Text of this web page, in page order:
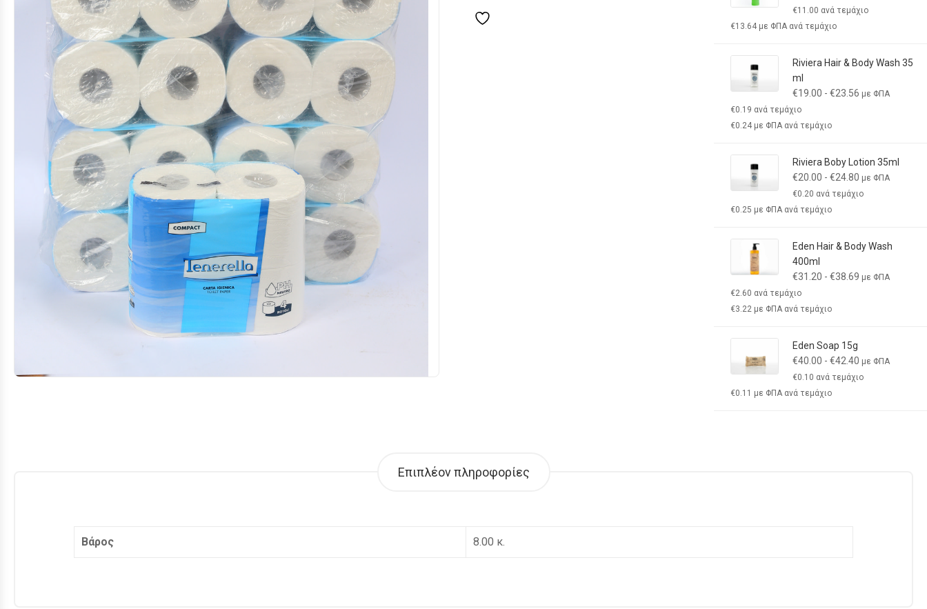
€11.00 ανά τεμάχιο
€13.64 με ΦΠΑ ανά τεμάχιο
Riviera Hair & Body Wash 35
ml
€19.00 - €23.56 με ΦΠΑ
€0.19 ανά τεμάχιο
€0.24 με ΦΠΑ ανά τεμάχιο
Riviera Boby Lotion 35ml
€20.00 - €24.80 με ΦΠΑ
€0.20 ανά τεμάχιο
€0.25 με ΦΠΑ ανά τεμάχιο
Eden Hair & Body Wash
400ml
€31.20 - €38.69 με ΦΠΑ
€2.60 ανά τεμάχιο
€3.22 με ΦΠΑ ανά τεμάχιο
Eden Soap 15g
€40.00 - €42.40 με ΦΠΑ
€0.10 ανά τεμάχιο
€0.11 με ΦΠΑ ανά τεμάχιο
Επιπλέον πληροφορίες
Βάρος 8.00 κ.